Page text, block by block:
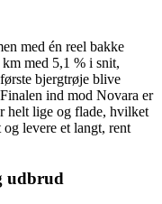
med én reel bakke
med 5,1 % i snit,
bjergtrøje blive
ind mod Novara er
helt lige og flade, hvilket
levere et langt, rent
udbrud